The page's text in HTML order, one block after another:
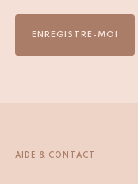
ENREGISTRE-MOI
AIDE & CONTACT